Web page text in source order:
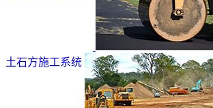
土石方施工系统